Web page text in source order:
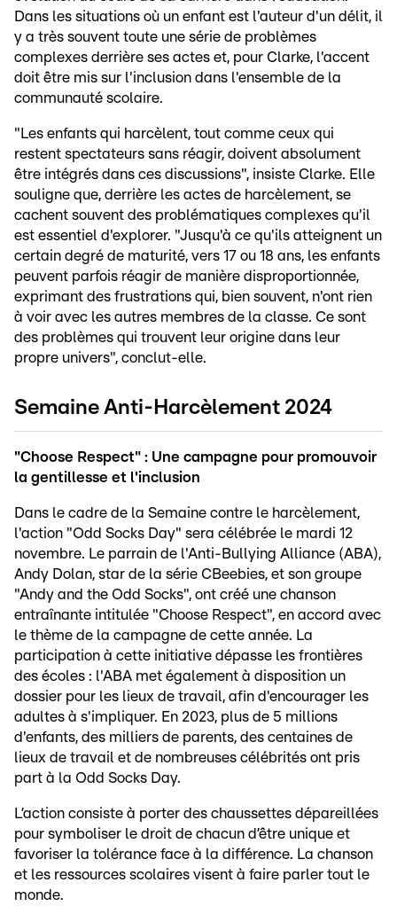
Dans les situations où un enfant est l'auteur d'un délit, il
y a très souvent toute une série de problèmes
complexes derrière ses actes et, pour Clarke, l'accent
doit être mis sur l'inclusion dans l'ensemble de la
communauté scolaire.
"Les enfants qui harcèlent, tout comme ceux qui
restent spectateurs sans réagir, doivent absolument
être intégrés dans ces discussions", insiste Clarke. Elle
souligne que, derrière les actes de harcèlement, se
cachent souvent des problématiques complexes qu'il
est essentiel d'explorer. "Jusqu'à ce qu'ils atteignent un
certain degré de maturité, vers 17 ou 18 ans, les enfants
peuvent parfois réagir de manière disproportionnée,
exprimant des frustrations qui, bien souvent, n'ont rien
à voir avec les autres membres de la classe. Ce sont
des problèmes qui trouvent leur origine dans leur
propre univers", conclut-elle.
Semaine Anti-Harcèlement 2024
"Choose Respect" : Une campagne pour promouvoir
la gentillesse et l'inclusion
Dans le cadre de la Semaine contre le harcèlement,
l'action "Odd Socks Day" sera célébrée le mardi 12
novembre. Le parrain de l'Anti-Bullying Alliance (ABA),
Andy Dolan, star de la série CBeebies, et son groupe
"Andy and the Odd Socks", ont créé une chanson
entraînante intitulée "Choose Respect", en accord avec
le thème de la campagne de cette année. La
participation à cette initiative dépasse les frontières
des écoles : l'ABA met également à disposition un
dossier pour les lieux de travail, afin d'encourager les
adultes à s'impliquer. En 2023, plus de 5 millions
d'enfants, des milliers de parents, des centaines de
lieux de travail et de nombreuses célébrités ont pris
part à la Odd Socks Day.
L’action consiste à porter des chaussettes dépareillées
pour symboliser le droit de chacun d’être unique et
favoriser la tolérance face à la différence. La chanson
et les ressources scolaires visent à faire parler tout le
monde.